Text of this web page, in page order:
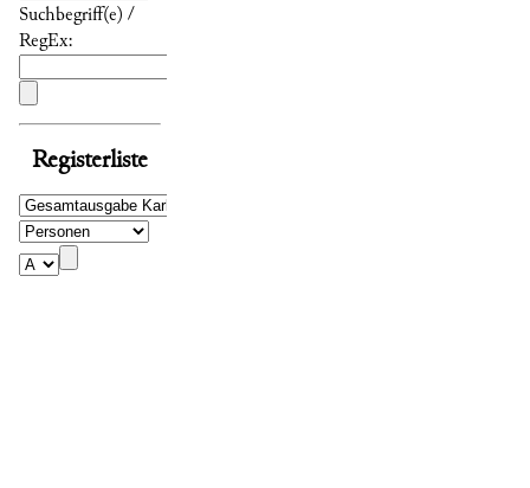
Suchbegriff(e) /
RegEx:
Registerliste